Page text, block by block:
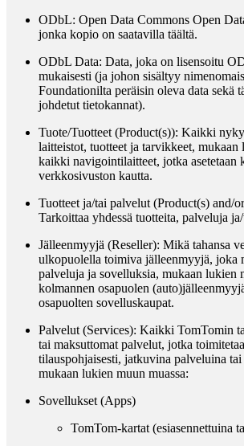
ODbL: Open Data Commons Open
jonka kopio on saatavilla täältä.
ODbL Data: Data, joka on lisensoitu
mukaisesti (ja johon sisältyy
Foundationilta peräisin oleva data sekä
johdetut tietokannat).
Tuote/Tuotteet (Product(s)): Kaikki
laitteistot, tuotteet ja tarvikkeet, mukaan
kaikki navigointilaitteet, jotka asetetaan
verkkosivuston kautta.
Tuotteet ja/tai palvelut (Product(s) and/
Tarkoittaa yhdessä tuotteita, palveluja
Jälleenmyyjä (Reseller): Mikä tahansa
ulkopuolella toimiva jälleenmyyjä, joka
palveluja ja sovelluksia, mukaan lukien
kolmannen osapuolen
osapuolten sovelluskaupat.
Palvelut (Services): Kaikki TomTomin
tai maksuttomat palvelut, jotka
tilauspohjaisesti, jatkuvina palveluina tai
mukaan lukien muun muassa:
Sovellukset (Apps)
TomTom-kartat (esiasennettuina